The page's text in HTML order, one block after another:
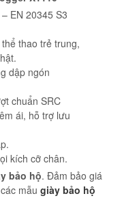
EN 20345 S3
thao trẻ trung,
dập ngón
chuẩn SRC
ái, hỗ trợ lưu
kích cỡ chân.
bảo hộ. Đảm bảo giá
mẫu giày bảo hộ